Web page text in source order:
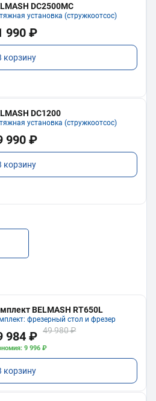
DC2500MC
установка (стружкоотсос)
990 ₽
корзину
DC1200
установка (стружкоотсос)
990 ₽
корзину
BELMASH RT650L
фрезерный стол и фрезер
984 ₽ 49 980 ₽
9 996 ₽
корзину